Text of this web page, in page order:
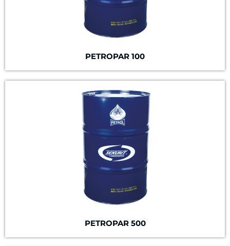
PETROPAR 100
PETROPAR 500